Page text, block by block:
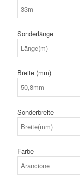
Sonderlänge
Breite (mm)
Sonderbreite
Farbe